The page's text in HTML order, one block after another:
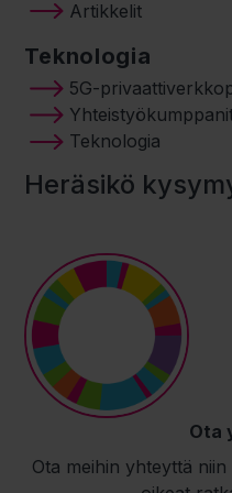
Artikkelit
Teknologia
5G-
Teknologia
Heräsikö
Ota
Ota meihin yhteyttä